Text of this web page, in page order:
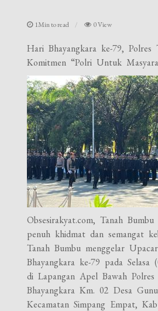
1Min to read 0 View
Hari Bhayangkara ke-79, Polres
Komitmen “Polri Untuk
Obsesirakyat.com, Tanah
penuh khidmat dan semangat
Tanah Bumbu menggelar
Bhayangkara ke-79 pada Selasa
di Lapangan Apel Bawah Polres
Bhayangkara Km. 02 Desa
Kecamatan Simpang Empat,